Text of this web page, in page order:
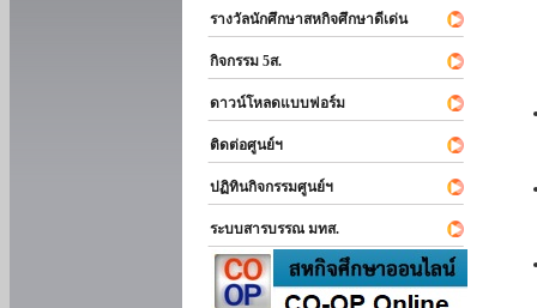
รางวัลนักศึกษาสหกิจศึกษาดีเด่น
กิจกรรม 5ส.
ดาวน์โหลดแบบฟอร์ม
ติดต่อศูนย์ฯ
ปฏิทินกิจกรรมศูนย์ฯ
ระบบสารบรรณ มทส.